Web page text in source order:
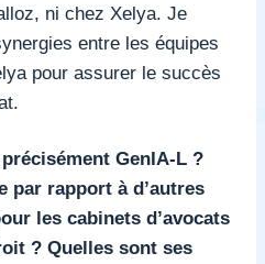
ni chez Xelya. Je
entre les équipes
pour assurer le succès
GenIA-L ?
par rapport à d’autres
les cabinets d’avocats
? Quelles sont ses